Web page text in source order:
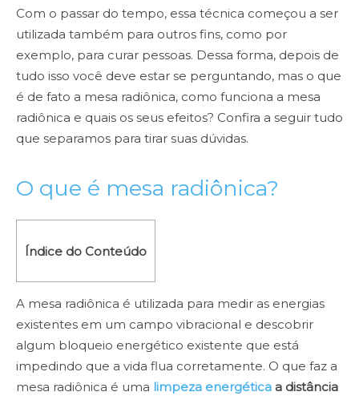
Com o passar do tempo, essa técnica começou a ser
utilizada também para outros fins, como por
exemplo, para curar pessoas. Dessa forma, depois de
tudo isso você deve estar se perguntando, mas o que
é de fato a mesa radiônica, como funciona a mesa
radiônica e quais os seus efeitos? Confira a seguir tudo
que separamos para tirar suas dúvidas.
O que é mesa radiônica?
Índice do Conteúdo
A mesa radiônica é utilizada para medir as energias
existentes em um campo vibracional e descobrir
algum bloqueio energético existente que está
impedindo que a vida flua corretamente. O que faz a
mesa radiônica é uma limpeza energética a distância